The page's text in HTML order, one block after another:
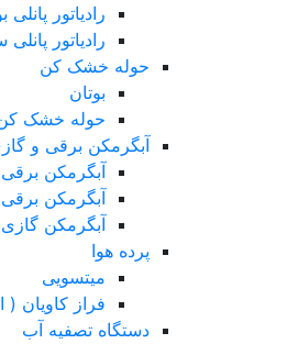
رادیاتور پانلی
رادیاتور پانلی
حوله خشک کن
بوتان
حوله خشک
آبگرمکن برقی و
آبگرمکن
آبگرمکن برقی
آبگرمکن گازی
پرده هوا
میتسویی
فراز کاویان
دستگاه تصفیه آب